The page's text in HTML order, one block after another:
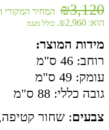
₪3,120 המחיר המקורי היה:
הוא: ₪2,960.
כולל מעמ
מידות המוצר:
רוחב: 46 ס"מ
עומק: 49 ס"מ
גובה כללי: 88 ס"מ
צבעים: שחור